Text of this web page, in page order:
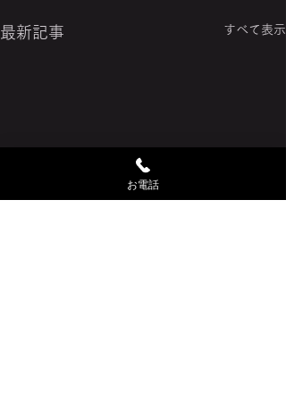
最新記事 すべて表示
お電話